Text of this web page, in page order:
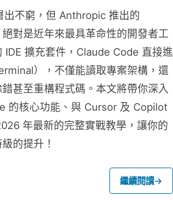
出不窮，但 Anthropic 推出的
絕對是近年來最具革命性的開發者工
IDE 擴充套件，Claude Code 直接進
），不僅能讀取專案架構，還
甚至重構程式碼。本文將帶你深入
的核心功能、與 Cursor 及 Copilot
年最新的完整實戰教學，讓你的
的提升！
繼續閱讀→